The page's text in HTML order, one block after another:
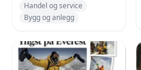
Handel og service
Bygg og anlegg